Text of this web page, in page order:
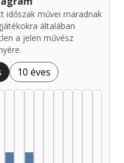
időszak művei maradnak
általában
a jelen művész
10 éves